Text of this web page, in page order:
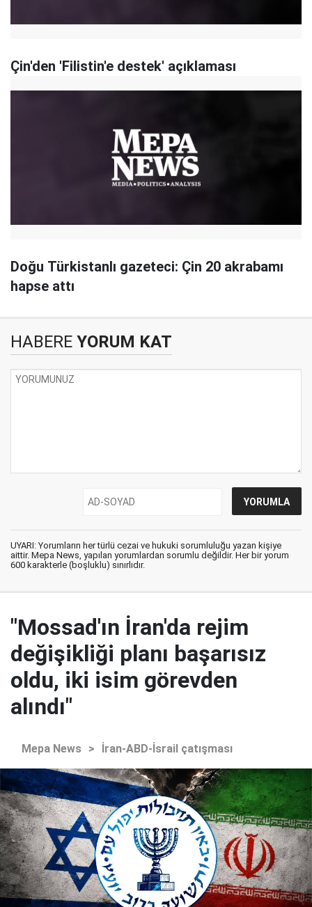
Çin'den 'Filistin'e destek' açıklaması
Doğu Türkistanlı gazeteci: Çin 20 akrabamı
hapse attı
HABERE YORUM KAT
UYARI: Yorumların her türlü cezai ve hukuki sorumluluğu yazan kişiye
aittir. Mepa News, yapılan yorumlardan sorumlu değildir. Her bir yorum
600 karakterle (boşluklu) sınırlıdır.
"Mossad'ın İran'da rejim
değişikliği planı başarısız
oldu, iki isim görevden
alındı"
Mepa News > İran-ABD-İsrail çatışması